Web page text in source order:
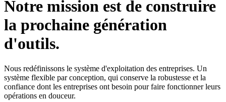
Notre mission est de construire
la prochaine génération
d'outils.
Nous redéfinissons le système d'exploitation des entreprises. Un
système flexible par conception, qui conserve la robustesse et la
confiance dont les entreprises ont besoin pour faire fonctionner leurs
opérations en douceur.